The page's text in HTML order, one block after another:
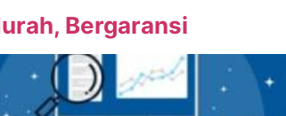
Bergaransi